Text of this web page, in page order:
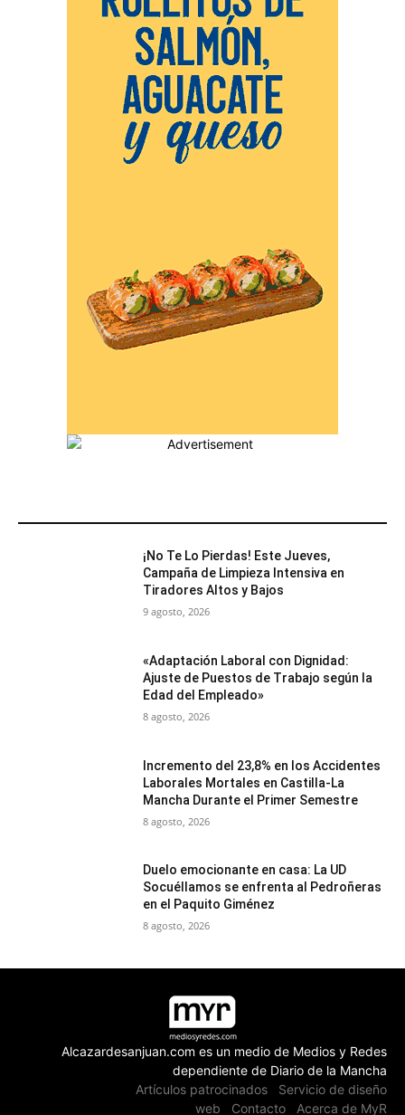
¡No Te Lo Pierdas! Este Jueves,
Campaña de Limpieza Intensiva en
Tiradores Altos y Bajos
9 agosto, 2026
«Adaptación Laboral con Dignidad:
Ajuste de Puestos de Trabajo según la
Edad del Empleado»
8 agosto, 2026
Incremento del 23,8% en los Accidentes
Laborales Mortales en Castilla-La
Mancha Durante el Primer Semestre
8 agosto, 2026
Duelo emocionante en casa: La UD
Socuéllamos se enfrenta al Pedroñeras
en el Paquito Giménez
8 agosto, 2026
Alcazardesanjuan.com es un medio de Medios y Redes
dependiente de Diario de la Mancha
Artículos patrocinados
Servicio de diseño
web
Contacto Acerca de MyR